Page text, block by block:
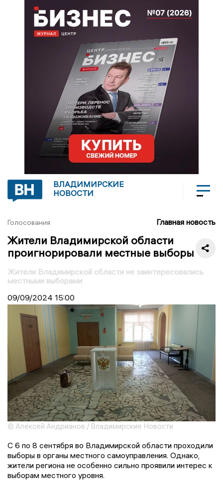
ВЛАДИМИРСКИЕ
НОВОСТИ
Голосования Главная новость
Жители Владимирской области
проигнорировали местные выборы
Жители Владимирской области не заинтересовались
местными выборами
09/09/2024 15:00
© Алексей Андрианов / Владимирские Новости
С 6 по 8 сентября во Владимирской области проходили
выборы в органы местного самоуправления. Однако,
жители региона не особенно сильно проявили интерес к
выборам местного уровня.